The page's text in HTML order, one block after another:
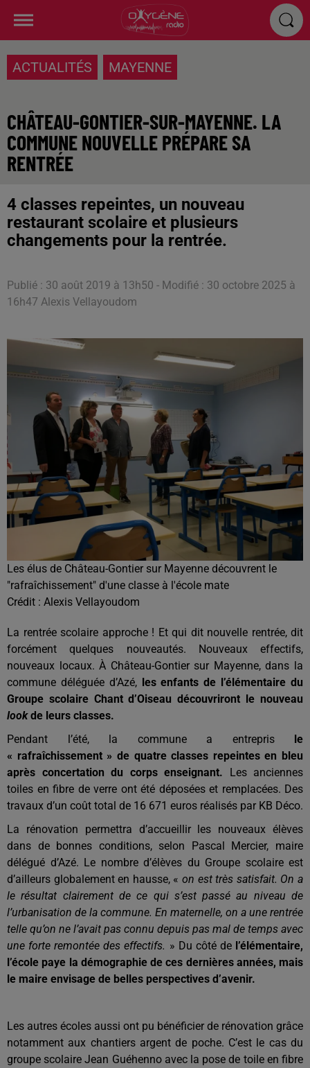
ACTUALITÉS MAYENNE
CHÂTEAU-GONTIER-SUR-MAYENNE. LA
COMMUNE NOUVELLE PRÉPARE SA
RENTRÉE
4 classes repeintes, un nouveau
restaurant scolaire et plusieurs
changements pour la rentrée.
Publié : 30 août 2019 à 13h50 - Modifié : 30 octobre 2025 à
16h47 Alexis Vellayoudom
Les élus de Château-Gontier sur Mayenne découvrent le
"rafraîchissement" d'une classe à l'école mate
Crédit : Alexis Vellayoudom
La rentrée scolaire approche ! Et qui dit nouvelle rentrée, dit
forcément quelques nouveautés. Nouveaux effectifs,
nouveaux locaux. À Château-Gontier sur Mayenne, dans la
commune déléguée d’Azé, les enfants de l’élémentaire du
Groupe scolaire Chant d’Oiseau découvriront le nouveau
lookde leurs classes.
Pendant l’été, la commune a entrepris le
« rafraîchissement » de quatre classes repeintes en bleu
après concertation du corps enseignant. Les anciennes
toiles en fibre de verre ont été déposées et remplacées. Des
travaux d’un coût total de 16 671 euros réalisés par KB Déco.
La rénovation permettra d’accueillir les nouveaux élèves
dans de bonnes conditions, selon Pascal Mercier, maire
délégué d’Azé. Le nombre d’élèves du Groupe scolaire est
d’ailleurs globalement en hausse, « on est très satisfait. On a
le résultat clairement de ce qui s’est passé au niveau de
l’urbanisation de la commune. En maternelle, on a une rentrée
telle qu’on ne l’avait pas connu depuis pas mal de temps avec
une forte remontée des effectifs. » Du côté de l’élémentaire,
l’école paye la démographie de ces dernières années, mais
le maire envisage de belles perspectives d’avenir.
Les autres écoles aussi ont pu bénéficier de rénovation grâce
notamment aux chantiers argent de poche. C’est le cas du
groupe scolaire Jean Guéhenno avec la pose de toile en fibre